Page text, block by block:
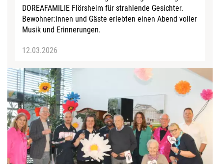
DOREAFAMILIE Flörsheim für strahlende Gesichter.
Bewohner:innen und Gäste erlebten einen Abend voller
Musik und Erinnerungen.
12.03.2026